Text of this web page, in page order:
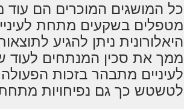
כל המושגים המוכרים הם
מטפלים בשקעים מתחת
היאלורונית ניתן להגיע
ממך את סכין המנתחים לעוד
לעיניים מתבהר בזכות
לטשטש כך גם נפיחויות מתחת